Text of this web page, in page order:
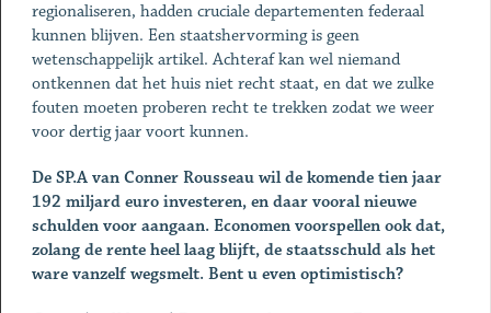
regionaliseren, hadden cruciale departementen federaal
kunnen blijven. Een staatshervorming is geen
wetenschappelijk artikel. Achteraf kan wel niemand
ontkennen dat het huis niet recht staat, en dat we zulke
fouten moeten proberen recht te trekken zodat we weer
voor dertig jaar voort kunnen.
De SP.A van Conner Rousseau wil de komende tien jaar
192 miljard euro investeren, en daar vooral nieuwe
schulden voor aangaan. Economen voorspellen ook dat,
zolang de rente heel laag blijft, de staatsschuld als het
ware vanzelf wegsmelt. Bent u even optimistisch?